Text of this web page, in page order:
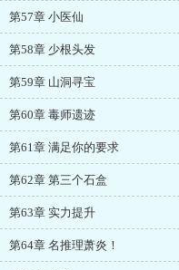
第57章 小医仙
第58章 少根头发
第59章 山洞寻宝
第60章 毒师遗迹
第61章 满足你的要求
第62章 第三个石盒
第63章 实力提升
第64章 名推理萧炎！